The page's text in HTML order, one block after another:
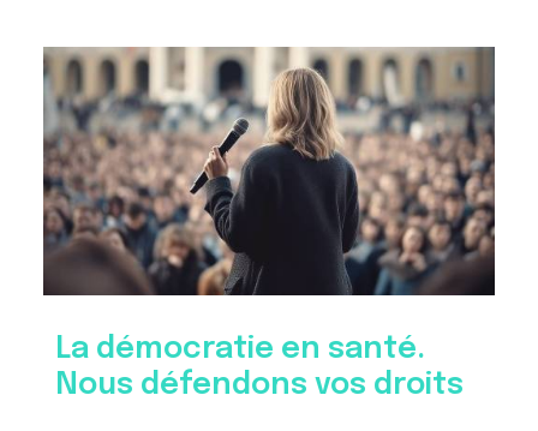
La démocratie en santé.
Nous défendons vos droits